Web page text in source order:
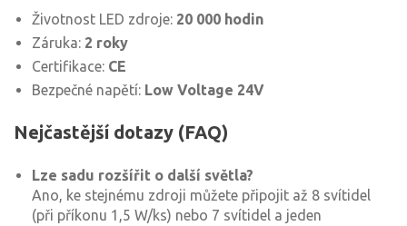
Životnost LED zdroje: 20 000 hodin
Záruka: 2 roky
Certifikace: CE
Bezpečné napětí: Low Voltage 24V
Nejčastější dotazy (FAQ)
Lze sadu rozšířit o další světla?
Ano, ke stejnému zdroji můžete připojit až 8 svítidel
(při příkonu 1,5 W/ks) nebo 7 svítidel a jeden